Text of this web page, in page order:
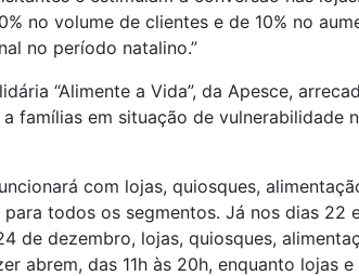
no volume de clientes e de 10% no
no período natalino.”
“Alimente a Vida”, da Apesce,
famílias em situação de vulnerabilidade
com lojas, quiosques,
todos os segmentos. Já nos dias
de dezembro, lojas, quiosques,
abrem, das 11h às 20h, enquanto lojas